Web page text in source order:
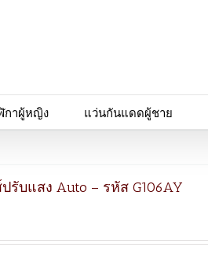
กาผู้หญิง แว่นกันแดดผู้ชาย
รับแสง Auto – รหัส G106AY